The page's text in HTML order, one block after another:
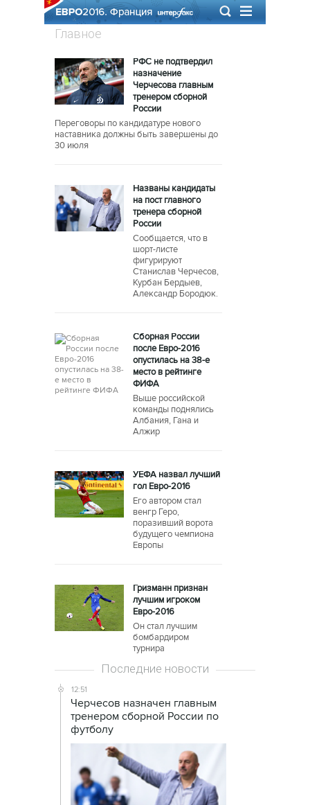
Главное
РФС не подтвердил
назначение
Черчесова главным
тренером сборной
России
Переговоры по кандидатуре нового
наставника должны быть завершены до
30 июля
Названы кандидаты
на пост главного
тренера сборной
России
Сообщается, что в
шорт-листе
фигурируют
Станислав Черчесов,
Курбан Бердыев,
Александр Бородюк.
Сборная России
после Евро-2016
опустилась на 38-е
место в рейтинге
ФИФА
Выше российской
команды поднялись
Албания, Гана и
Алжир
УЕФА назвал лучший
гол Евро-2016
Его автором стал
венгр Геро,
поразивший ворота
будущего чемпиона
Европы
Гризманн признан
лучшим игроком
Евро-2016
Он стал лучшим
бомбардиром
турнира
Последние новости
12:51
Черчесов назначен главным
тренером сборной России по
футболу